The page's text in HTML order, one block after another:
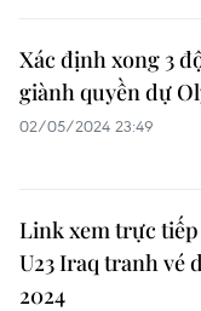
Xác định xong 3
giành quyền dự
02/05/2024 23:49
Link xem trực
U23 Iraq tranh vé
2024